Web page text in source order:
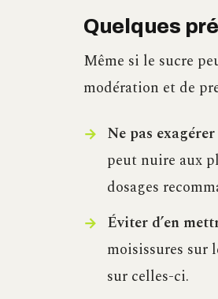
Quelques
Même si le sucre
modération et de
Ne pas
peut nuire aux
dosages
Éviter d’en
moisissures sur
sur celles-ci.